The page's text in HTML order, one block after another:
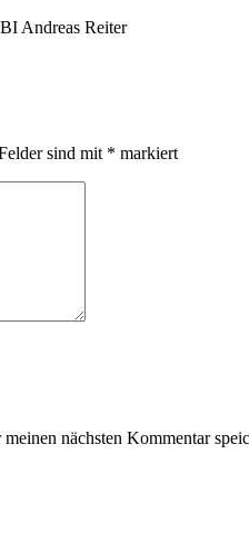
Andreas Reiter
sind mit * markiert
nächsten Kommentar